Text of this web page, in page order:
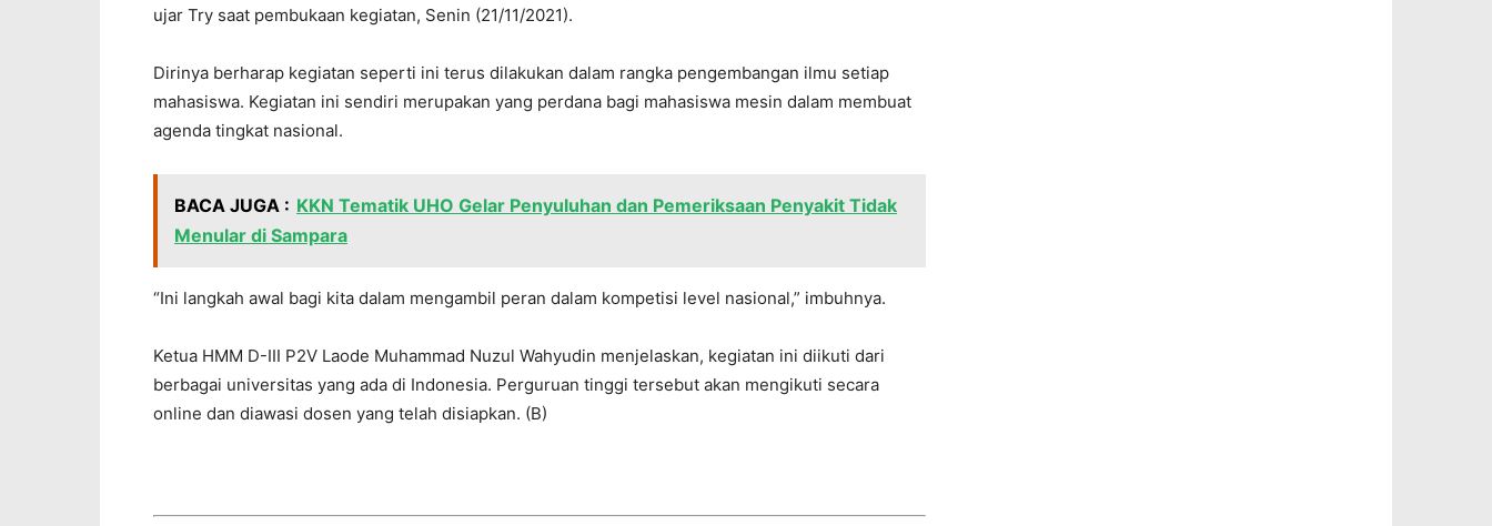
ujar Try saat pembukaan kegiatan, Senin (21/11/2021).
Dirinya berharap kegiatan seperti ini terus dilakukan dalam rangka pengembangan ilmu setiap
mahasiswa. Kegiatan ini sendiri merupakan yang perdana bagi mahasiswa mesin dalam membuat
agenda tingkat nasional.
BACA JUGA : KKN Tematik UHO Gelar Penyuluhan dan Pemeriksaan Penyakit Tidak
Menular di Sampara
“Ini langkah awal bagi kita dalam mengambil peran dalam kompetisi level nasional,” imbuhnya.
Ketua HMM D-III P2V Laode Muhammad Nuzul Wahyudin menjelaskan, kegiatan ini diikuti dari
berbagai universitas yang ada di Indonesia. Perguruan tinggi tersebut akan mengikuti secara
online dan diawasi dosen yang telah disiapkan. (B)